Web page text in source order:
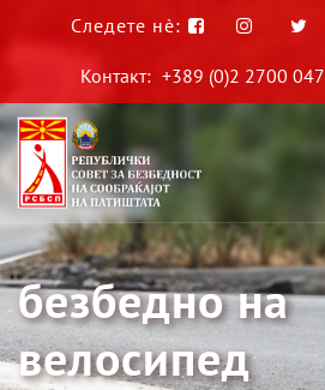
Следете нè:
Контакт: +389 (0)2 2700 047
безбедно на
велосипед